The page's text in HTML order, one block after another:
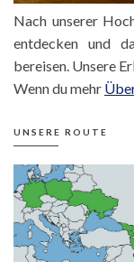
Nach unserer
entdecken und
bereisen. Unsere
Wenn du mehr
UNSERE ROUTE